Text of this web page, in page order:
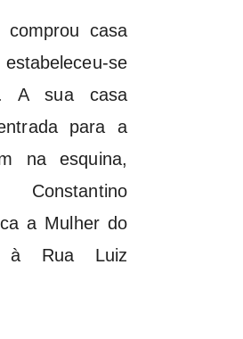
comprou casa
se
A sua casa
para a
na esquina,
a Mulher do
à Rua Luiz